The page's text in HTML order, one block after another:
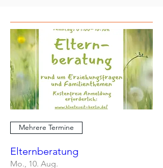
Mehrere Termine
Elternberatung
Mo., 10. Aug.